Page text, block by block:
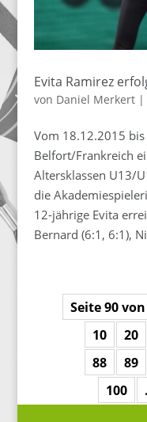
Evita Ramirez
von Daniel Merkert|
Vom 18.12.2015
Belfort/Frankreich
Altersklassen U13/
die
12-jährige Evita
Bernard (6:1, 6:1),
Seite 90
10
20
88
89
100